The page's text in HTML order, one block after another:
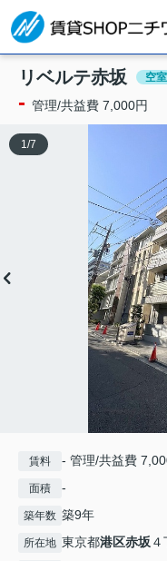
リベルテ赤坂 空
- 管理/共益費 7,000円
1 /7
賃料 - 管理/共益費
面積 -
築年数 築9年
所在地 東京都港区赤坂